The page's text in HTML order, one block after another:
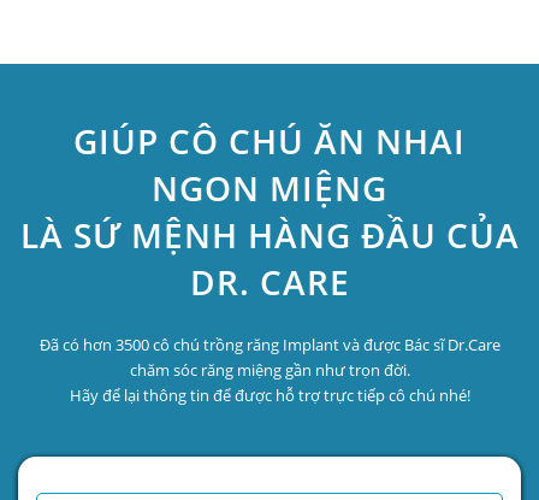
GIÚP CÔ CHÚ ĂN NHAI
NGON MIỆNG
LÀ SỨ MỆNH HÀNG ĐẦU CỦA
DR. CARE
Đã có hơn 3500 cô chú trồng răng Implant và được Bác sĩ Dr.Care
chăm sóc răng miệng gần như trọn đời.
Hãy để lại thông tin để được hỗ trợ trực tiếp cô chú nhé!